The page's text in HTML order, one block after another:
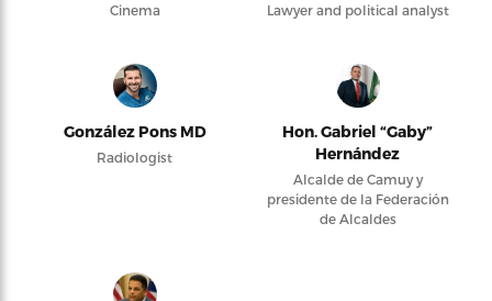
Cinema Lawyer and political analyst
González Pons MD
Radiologist
Hon. Gabriel “Gaby”
Hernández
Alcalde de Camuy y
presidente de la Federación
de Alcaldes